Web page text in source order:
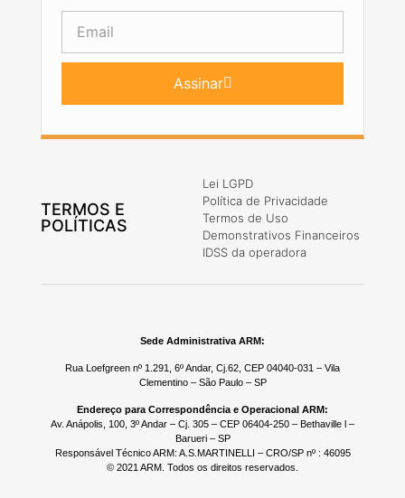
Assinar
TERMOS E
POLÍTICAS
Lei LGPD
Política de Privacidade
Termos de Uso
Demonstrativos Financeiros
IDSS da operadora
Sede Administrativa ARM:
Rua Loefgreen nº 1.291, 6º Andar, Cj.62, CEP 04040-031 – Vila
Clementino – São Paulo – SP
Endereço para Correspondência e Operacional ARM:
Av. Anápolis, 100, 3º Andar – Cj. 305 – CEP 06404-250 – Bethaville l –
Barueri – SP
Responsável Técnico ARM: A.S.MARTINELLI – CRO/SP nº : 46095
© 2021 ARM. Todos os direitos reservados.